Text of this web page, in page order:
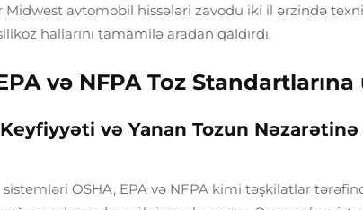
Midwest avtomobil hissələri zavodu iki il ərzində
hallarını tamamilə aradan qaldırdı.
və NFPA Toz
Keyfiyyəti və Yanan Tozun
OSHA, EPA və NFPA kimi təşkilatlar